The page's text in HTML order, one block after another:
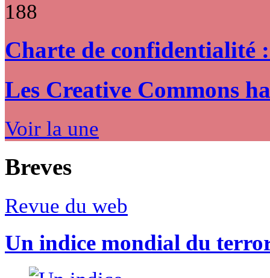
188
Charte de confidentialité
Les Creative Commons
Voir la une
Breves
Revue du web
Un indice mondial du